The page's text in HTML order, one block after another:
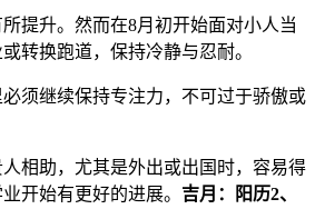
提升。然而在8月初开始面对小人当
转换跑道，保持冷静与忍耐。
须继续保持专注力，不可过于骄傲或
相助，尤其是外出或出国时，容易得
开始有更好的进展。 吉月：阳历2、